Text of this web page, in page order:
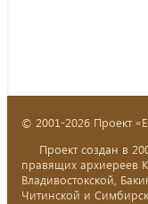
© 2001-2026 Проект
Проект создан в
правящих архиереев
Владивостокской,
Читинской и